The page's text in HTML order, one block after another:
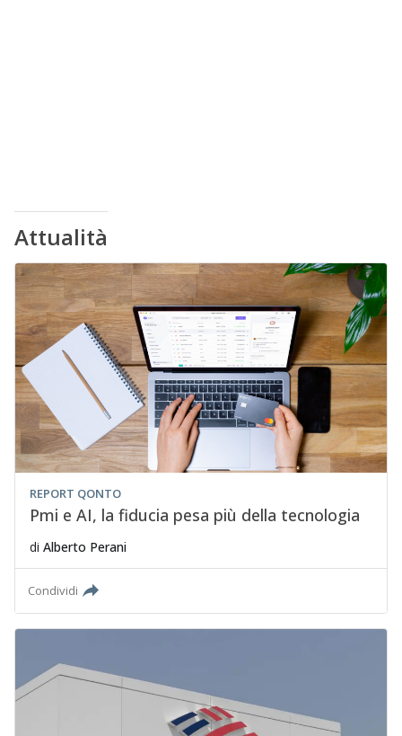
Attualità
REPORT QONTO
Pmi e AI, la fiducia pesa più della tecnologia
di Alberto Perani
Condividi